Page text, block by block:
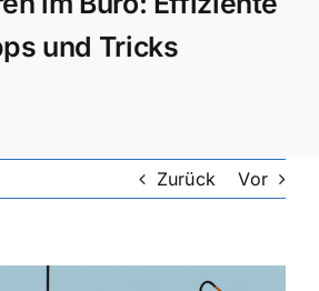
und Tricks
Zurück Vor